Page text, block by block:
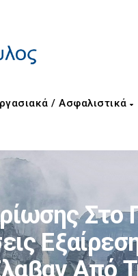
/ Ασφαλιστικά
Στο
Από